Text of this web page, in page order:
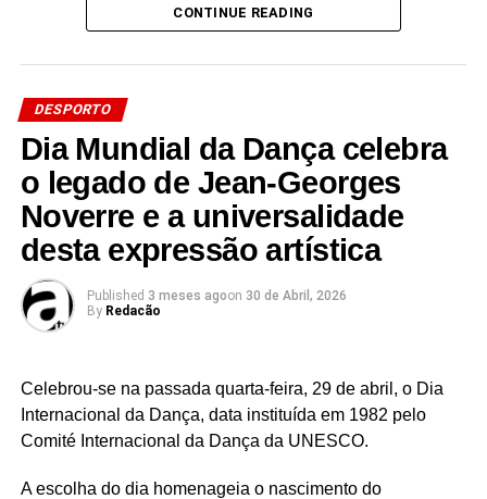
que andam bem não
têm medo de nada,”
confessa, “só depois é
que percebem que há
riscos.”
Essa ausência do medo, aliada a uma competitividade
inata (que também se estende à escola e a outros
desportos que gosta de praticar nos tempos livres),
transformou-o rapidamente num valor seguro do
Facebook
Mastodon
EmailShare
CONTINUE READING
DESPORTO
Dia Mundial da Dança celebra
o legado de Jean-Georges
Noverre e a universalidade
desta expressão artística
Published 3 meses agoon 30 de Abril, 2026
By Redacão
Celebrou-se na passada quarta-feira, 29 de abril, o Dia
Internacional da Dança, data instituída em 1982 pelo
Comité Internacional da Dança da UNESCO.
A escolha do dia homenageia o nascimento do